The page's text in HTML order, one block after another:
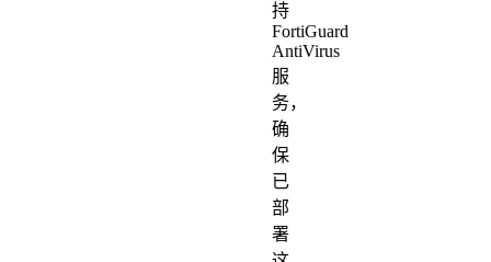
持
FortiGuard
AntiVirus
服
务，
确
保
已
部
署